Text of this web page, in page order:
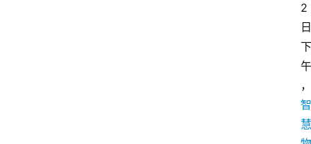
2
日
下
午
，
智
慧